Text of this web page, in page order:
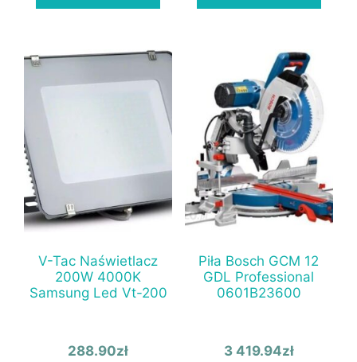
V-Tac Naświetlacz
200W 4000K
Samsung Led Vt-200
288.90zł
Piła Bosch GCM 12
GDL Professional
0601B23600
3 419.94zł